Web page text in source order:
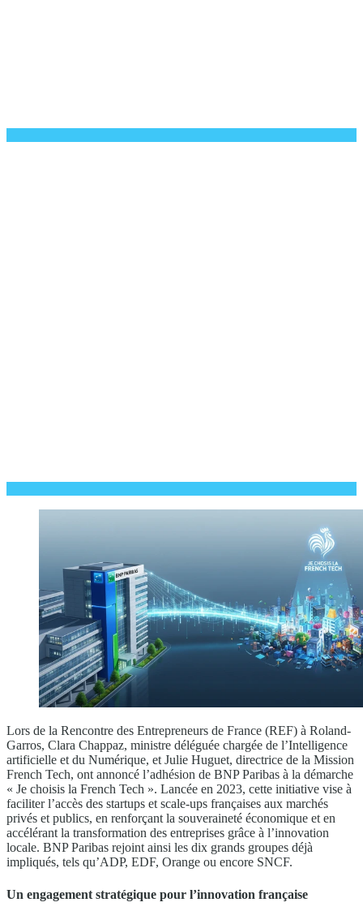
Lors de la Rencontre des Entrepreneurs de France (REF) à Roland-
Garros, Clara Chappaz, ministre déléguée chargée de l’Intelligence
artificielle et du Numérique, et Julie Huguet, directrice de la Mission
French Tech, ont annoncé l’adhésion de BNP Paribas à la démarche
« Je choisis la French Tech ». Lancée en 2023, cette initiative vise à
faciliter l’accès des startups et scale-ups françaises aux marchés
privés et publics, en renforçant la souveraineté économique et en
accélérant la transformation des entreprises grâce à l’innovation
locale. BNP Paribas rejoint ainsi les dix grands groupes déjà
impliqués, tels qu’ADP, EDF, Orange ou encore SNCF.
Un engagement stratégique pour l’innovation française